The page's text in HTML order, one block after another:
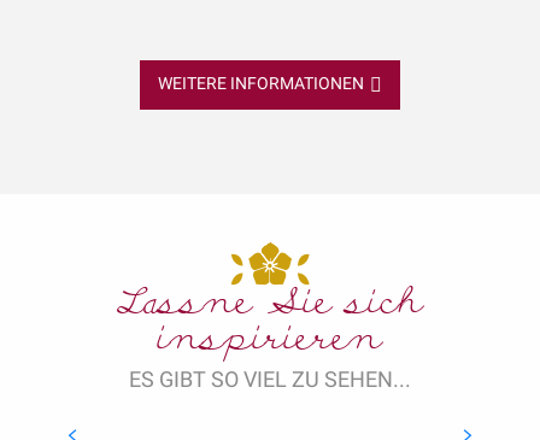
WEITERE INFORMATIONEN
Lassne Sie sich
inspirieren
ES GIBT SO VIEL ZU SEHEN...